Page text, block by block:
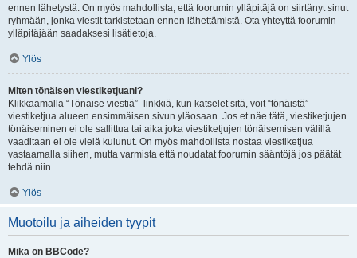
ennen lähetystä. On myös mahdollista, että foorumin ylläpitäjä on siirtänyt sinut
ryhmään, jonka viestit tarkistetaan ennen lähettämistä. Ota yhteyttä foorumin
ylläpitäjään saadaksesi lisätietoja.
Ylös
Miten tönäisen viestiketjuani?
Klikkaamalla “Tönaise viestiä” -linkkiä, kun katselet sitä, voit “tönäistä”
viestiketjua alueen ensimmäisen sivun yläosaan. Jos et näe tätä, viestiketjujen
tönäiseminen ei ole sallittua tai aika joka viestiketjujen tönäisemisen välillä
vaaditaan ei ole vielä kulunut. On myös mahdollista nostaa viestiketjua
vastaamalla siihen, mutta varmista että noudatat foorumin sääntöjä jos päätät
tehdä niin.
Ylös
Muotoilu ja aiheiden tyypit
Mikä on BBCode?